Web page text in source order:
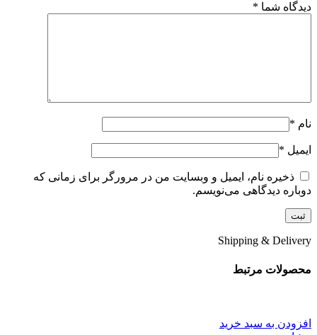
دیدگاه شما *
نام *
ایمیل *
ذخیره نام، ایمیل و وبسایت من در مرورگر برای زمانی که
دوباره دیدگاهی می‌نویسم.
Shipping & Delivery
محصولات مرتبط
افزودن به سبد خرید